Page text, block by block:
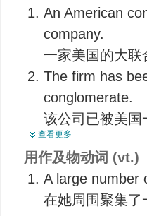
An American
company.
一家美国的大
The firm has
conglomerate.
该公司已被美国
The house was
这幢房子是多种
Sandstone and
equivalent of
查看更多
用作及物动词 (vt.)
A large number
在她周围聚集了